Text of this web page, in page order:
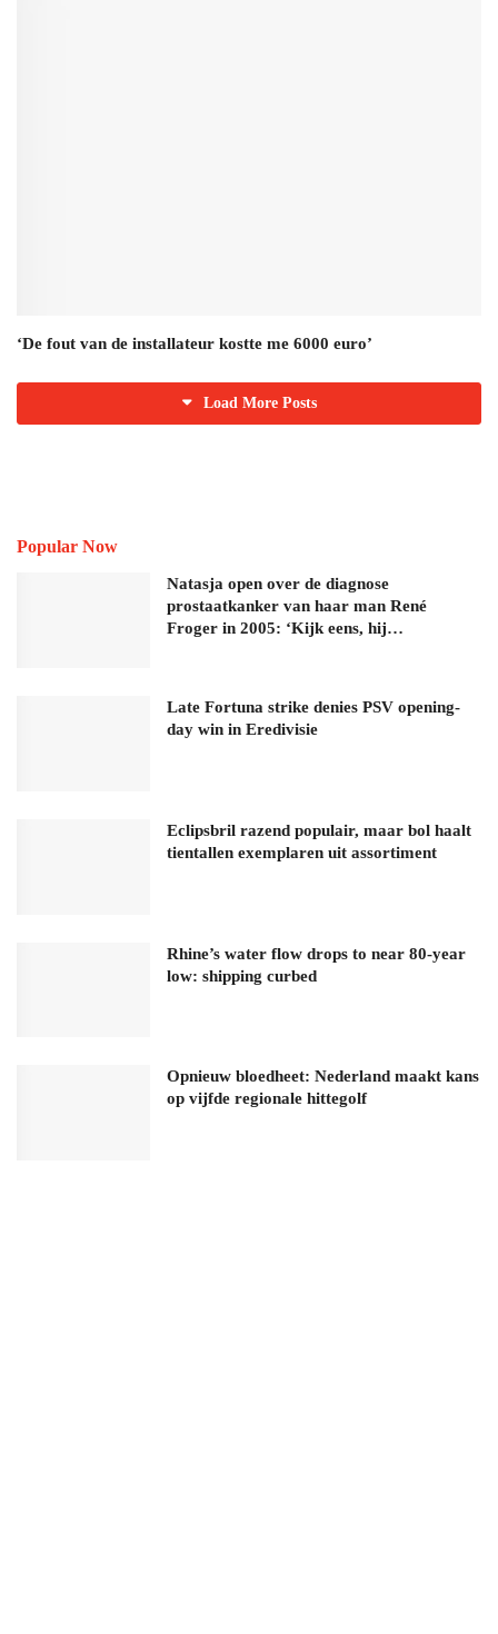
‘De fout van de installateur kostte me 6000 euro’
Load More Posts
Popular Now
Natasja open over de diagnose
prostaatkanker van haar man René
Froger in 2005: ‘Kijk eens, hij…
Late Fortuna strike denies PSV opening-
day win in Eredivisie
Eclipsbril razend populair, maar bol haalt
tientallen exemplaren uit assortiment
Rhine’s water flow drops to near 80-year
low: shipping curbed
Opnieuw bloedheet: Nederland maakt kans
op vijfde regionale hittegolf